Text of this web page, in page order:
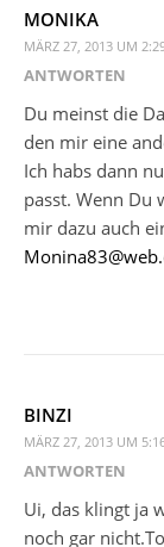
MONIKA
MÄRZ 27, 2013 UM
ANTWORTEN
Du meinst die
den mir eine
Ich habs dann
passt. Wenn Du
mir dazu auch
BINZI
MÄRZ 27, 2013 UM
ANTWORTEN
Ui, das klingt ja
noch gar